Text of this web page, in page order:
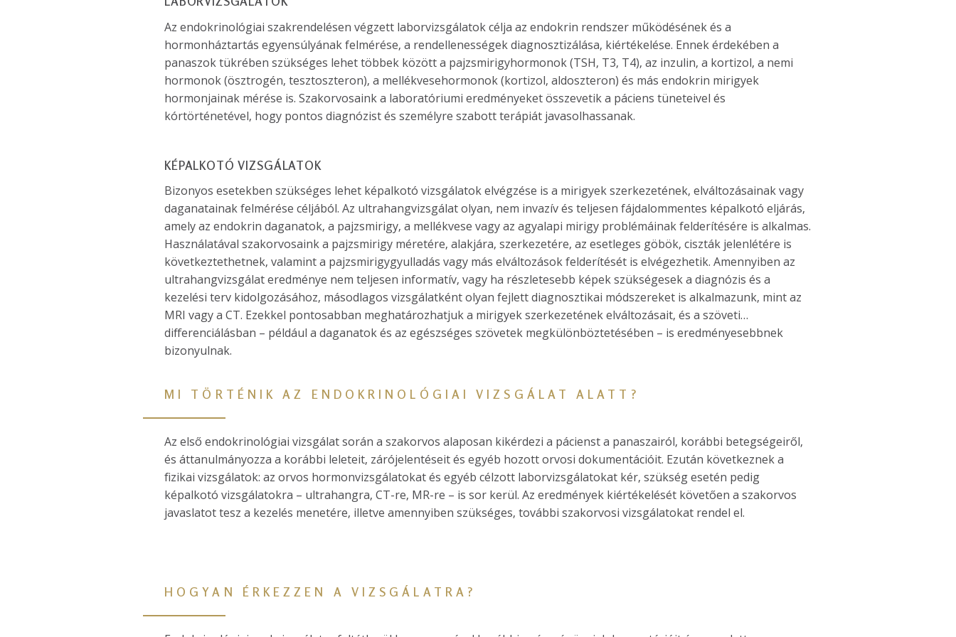
Az endokrinológiai szakrendelésen végzett laborvizsgálatok célja az endokrin rendszer működésének és a
hormonháztartás egyensúlyának felmérése, a rendellenességek diagnosztizálása, kiértékelése. Ennek érdekében a
panaszok tükrében szükséges lehet többek között a pajzsmirigyhormonok (TSH, T3, T4), az inzulin, a kortizol, a nemi
hormonok (ösztrogén, tesztoszteron), a mellékvesehormonok (kortizol, aldoszteron) és más endokrin mirigyek
hormonjainak mérése is. Szakorvosaink a laboratóriumi eredményeket összevetik a páciens tüneteivel és
kórtörténetével, hogy pontos diagnózist és személyre szabott terápiát javasolhassanak.
KÉPALKOTÓ VIZSGÁLATOK
Bizonyos esetekben szükséges lehet képalkotó vizsgálatok elvégzése is a mirigyek szerkezetének, elváltozásainak vagy
daganatainak felmérése céljából. Az ultrahangvizsgálat olyan, nem invazív és teljesen fájdalommentes képalkotó eljárás,
amely az endokrin daganatok, a pajzsmirigy, a mellékvese vagy az agyalapi mirigy problémáinak felderítésére is alkalmas.
Használatával szakorvosaink a pajzsmirigy méretére, alakjára, szerkezetére, az esetleges göbök, ciszták jelenlétére is
következtethetnek, valamint a pajzsmirigygyulladás vagy más elváltozások felderítését is elvégezhetik. Amennyiben az
ultrahangvizsgálat eredménye nem teljesen informatív, vagy ha részletesebb képek szükségesek a diagnózis és a
kezelési terv kidolgozásához, másodlagos vizsgálatként olyan fejlett diagnosztikai módszereket is alkalmazunk, mint az
MRI vagy a CT. Ezekkel pontosabban meghatározhatjuk a mirigyek szerkezetének elváltozásait, és a szöveti
differenciálásban – például a daganatok és az egészséges szövetek megkülönböztetésében – is eredményesebbnek
bizonyulnak.
MI TÖRTÉNIK AZ ENDOKRINOLÓGIAI VIZSGÁLAT ALATT?
Az első endokrinológiai vizsgálat során a szakorvos alaposan kikérdezi a pácienst a panaszairól, korábbi betegségeiről,
és áttanulmányozza a korábbi leleteit, zárójelentéseit és egyéb hozott orvosi dokumentációit. Ezután következnek a
fizikai vizsgálatok: az orvos hormonvizsgálatokat és egyéb célzott laborvizsgálatokat kér, szükség esetén pedig
képalkotó vizsgálatokra – ultrahangra, CT-re, MR-re – is sor kerül. Az eredmények kiértékelését követően a szakorvos
javaslatot tesz a kezelés menetére, illetve amennyiben szükséges, további szakorvosi vizsgálatokat rendel el.
HOGYAN ÉRKEZZEN A VIZSGÁLATRA?